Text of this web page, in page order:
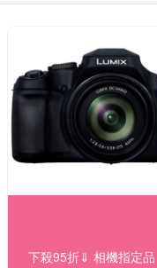
下殺95折⇓ 相機指定品